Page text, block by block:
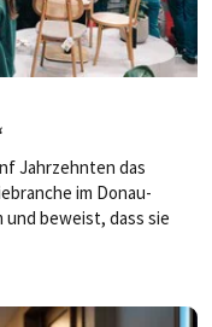
Jahrzehnten das
im Donau-
und beweist, dass sie